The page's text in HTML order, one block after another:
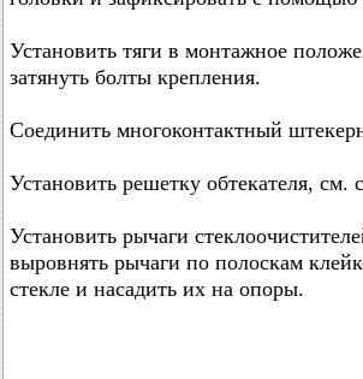
Установить тяги в монтажное
затянуть болты крепления.
Соединить многоконтактный
Установить решетку обтекателя, см.
Установить рычаги
выровнять рычаги по полоскам
стекле и насадить их на опоры.